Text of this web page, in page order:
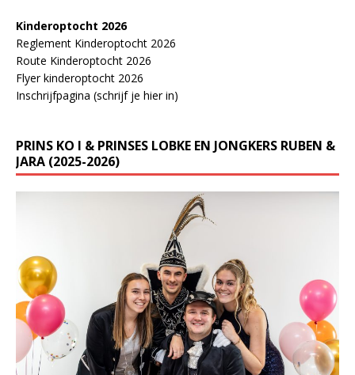
Kinderoptocht 2026
Reglement Kinderoptocht 2026
Route Kinderoptocht 2026
Flyer kinderoptocht 2026
Inschrijfpagina (schrijf je hier in)
PRINS KO I & PRINSES LOBKE EN JONGKERS RUBEN &
JARA (2025-2026)